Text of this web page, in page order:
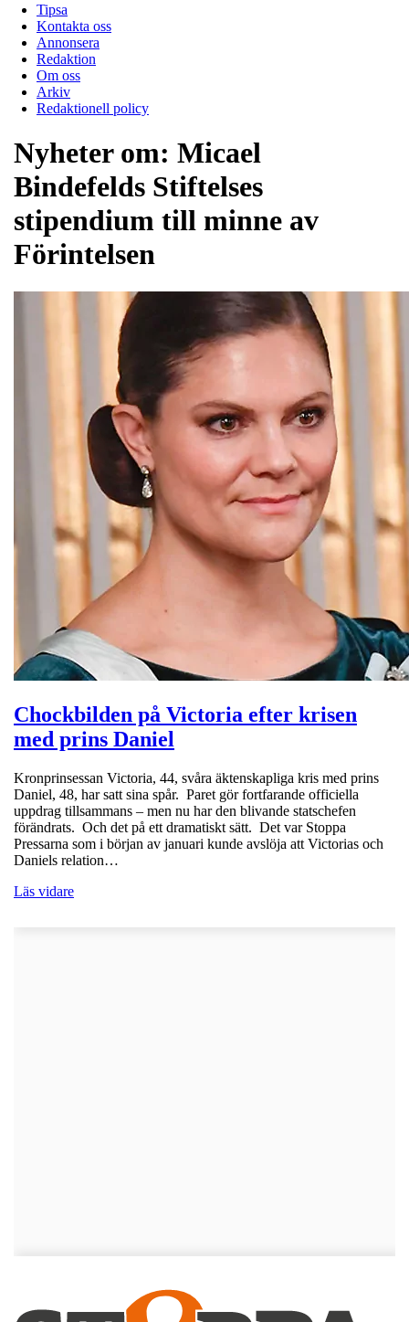
Tipsa
Kontakta oss
Annonsera
Redaktion
Om oss
Arkiv
Redaktionell policy
Nyheter om: Micael
Bindefelds Stiftelses
stipendium till minne av
Förintelsen
Chockbilden på Victoria efter krisen
med prins Daniel
Kronprinsessan Victoria, 44, svåra äktenskapliga kris med prins
Daniel, 48, har satt sina spår. Paret gör fortfarande officiella
uppdrag tillsammans – men nu har den blivande statschefen
förändrats. Och det på ett dramatiskt sätt. Det var Stoppa
Pressarna som i början av januari kunde avslöja att Victorias och
Daniels relation…
Läs vidare